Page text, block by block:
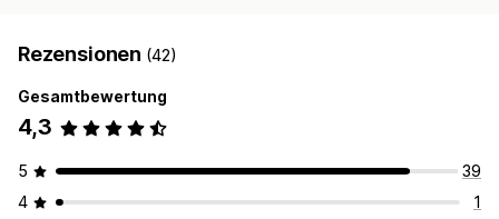
Rezensionen (42)
Gesamtbewertung
4,3
5
39
4
1